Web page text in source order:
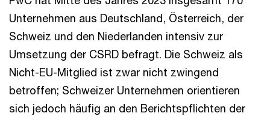
Unternehmen aus Deutschland, Österreich, der
Schweiz und den Niederlanden intensiv zur
Umsetzung der CSRD befragt. Die Schweiz als
Nicht-EU-Mitglied ist zwar nicht zwingend
betroffen; Schweizer Unternehmen orientieren
sich jedoch häufig an den Berichtspflichten der